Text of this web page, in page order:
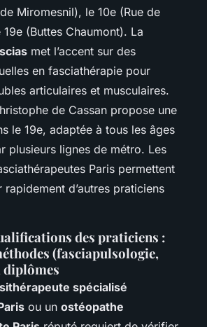
Miromesnil), le 10e (Rue de
19e (Buttes Chaumont). La
met l’accent sur des
en fasciathérapie pour
articulaires et musculaires.
de Cassan propose une
le 19e, adaptée à tous les âges
plusieurs lignes de métro. Les
Paris permettent
rapidement d’autres praticiens
des praticiens :
(fasciapulsologie,
spécialisé
ou un ostéopathe